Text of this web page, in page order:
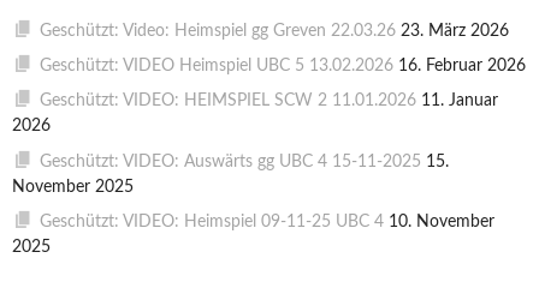
Geschützt: Video: Heimspiel gg Greven 22.03.26 23. März 2026
Geschützt: VIDEO Heimspiel UBC 5 13.02.2026 16. Februar 2026
Geschützt: VIDEO: HEIMSPIEL SCW 2 11.01.2026 11. Januar
2026
Geschützt: VIDEO: Auswärts gg UBC 4 15-11-2025 15.
November 2025
Geschützt: VIDEO: Heimspiel 09-11-25 UBC 4 10. November
2025